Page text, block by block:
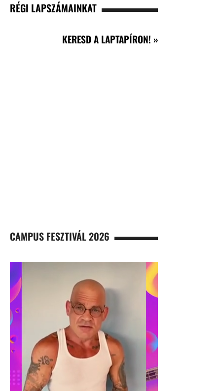
RÉGI LAPSZÁMAINKAT
KERESD A LAPTAPÍRON! »
CAMPUS FESZTIVÁL 2026